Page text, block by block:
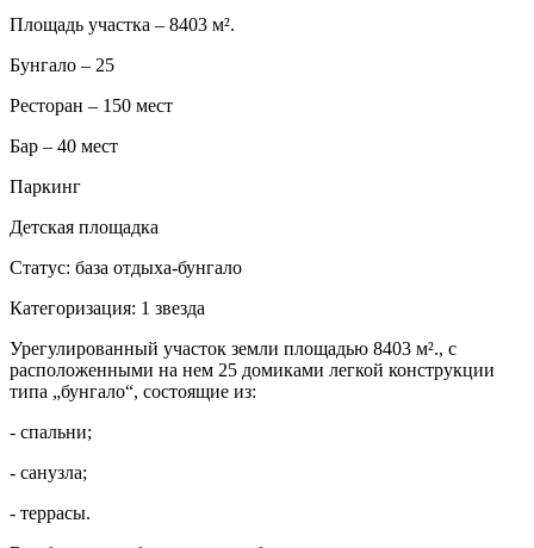
Площадь участка – 8403 м².
Бунгало – 25
Ресторан – 150 мест
Бар – 40 мест
Паркинг
Детская площадка
Статус: база отдыха-бунгало
Категоризация: 1 звезда
Урегулированный участок земли площадью 8403 м²., с
расположенными на нем 25 домиками легкой конструкции
типа „бунгало“, состоящие из:
- спальни;
- санузла;
- террасы.